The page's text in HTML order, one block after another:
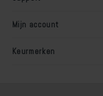
Mijn account
Keurmerken